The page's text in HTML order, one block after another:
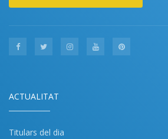
ACTUALITAT
Titulars del dia